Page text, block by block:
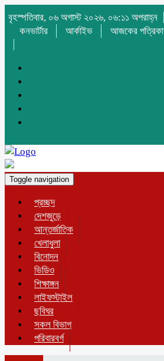
বৃহস্পতিবার, ০৬ অগাস্ট ২০২৬, ০৬:১১ অপরাহ্ন
কনভার্টার
আর্কাইভ আজকের পত্রিকা
Toggle navigation
প্রচ্ছদ
দেশজুড়ে
আন্তর্জাতিক
খেলাধুলা
বিনোদন
ভিডিও
শিক্ষাঙ্গন
লাইফস্টাইল
ছবিঘর
সকল বিভাগ
পরিবারবর্গ